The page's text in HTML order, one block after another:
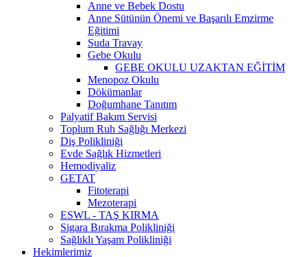
Anne ve Bebek Dostu
Anne Sütünün Önemi ve Başarılı Emzirme
Eğitimi
Suda Travay
Gebe Okulu
GEBE OKULU UZAKTAN EĞİTİM
Menopoz Okulu
Dökümanlar
Doğumhane Tanıtım
Palyatif Bakım Servisi
Toplum Ruh Sağlığı Merkezi
Diş Polikliniği
Evde Sağlık Hizmetleri
Hemodiyaliz
GETAT
Fitoterapi
Mezoterapi
ESWL - TAŞ KIRMA
Sigara Bırakma Polikliniği
Sağlıklı Yaşam Polikliniği
Hekimlerimiz